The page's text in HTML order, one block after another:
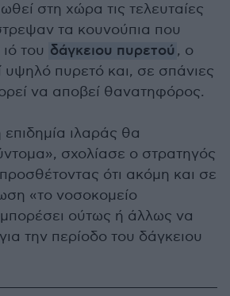
στη χώρα τις τελευταίες
τα κουνούπια που
του δάγκειου πυρετού , ο
υψηλό πυρετό και, σε σπάνιες
να αποβεί θανατηφόρος.
επιδημία ιλαράς θα
σχολίασε ο στρατηγός
ότι ακόμη και σε
«το νοσοκομείο
ούτως ή άλλως να
την περίοδο του δάγκειου